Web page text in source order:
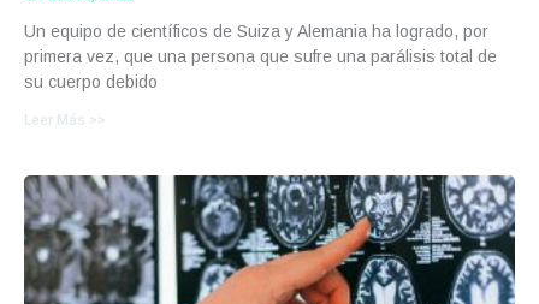
Un equipo de científicos de Suiza y Alemania ha logrado, por
primera vez, que una persona que sufre una parálisis total de
su cuerpo debido
Leer Más >>